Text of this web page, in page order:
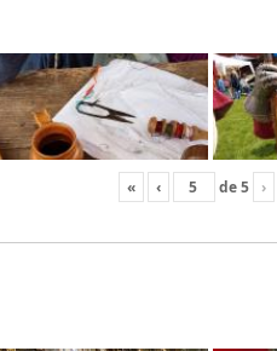
« ‹ de5 ›